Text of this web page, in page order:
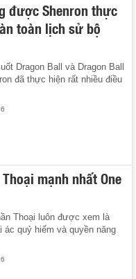
được Shenron thực
toàn lịch sử bộ
Dragon Ball và Dragon Ball
đã thực hiện rất nhiều điều
mạnh nhất One
Thoại luôn được xem là
ác quỷ hiếm và quyền năng